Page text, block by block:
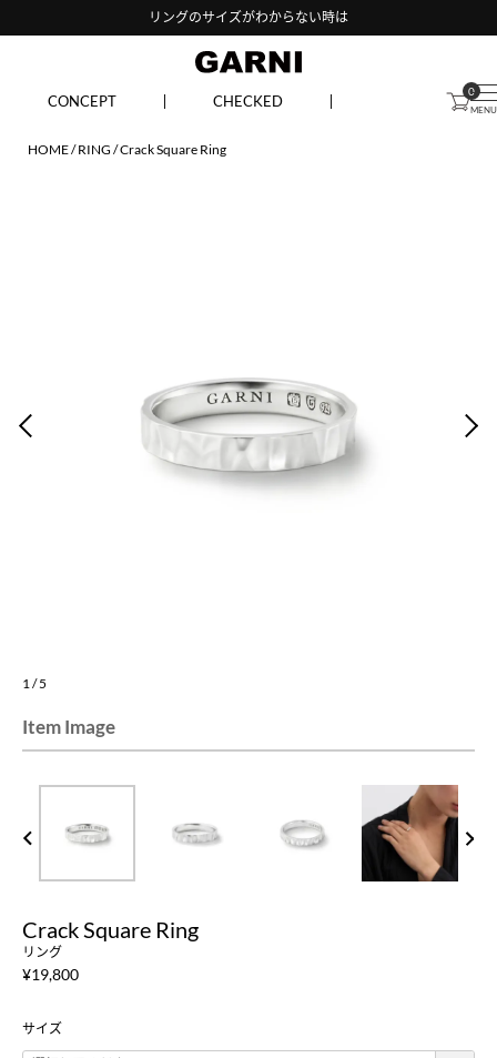
リングのサイズがわからない時は
CONCEPT CHECKED
0
HOME RING Crack Square Ring
PREV
1/5
Item Image
NEXT
Crack Square Ring
リング
¥19,800
サイズ